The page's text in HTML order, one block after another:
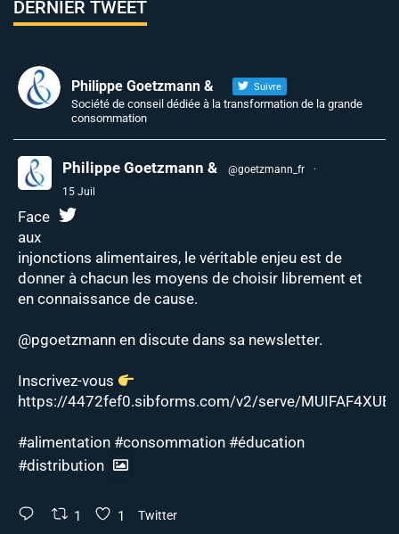
DERNIER TWEET
Philippe Goetzmann & Suivre
Société de conseil dédiée à la transformation de la grande
consommation
Philippe Goetzmann & @goetzmann_fr
·
15 Juil
Face
aux
injonctions alimentaires, le véritable enjeu est de
donner à chacun les moyens de choisir librement et
en connaissance de cause.
@pgoetzmann en discute dans sa newsletter.
Inscrivez-vous
https://4472fef0.sibforms.com/v2/serve/
#alimentation #consommation #éducation
#distribution
1 1 Twitter